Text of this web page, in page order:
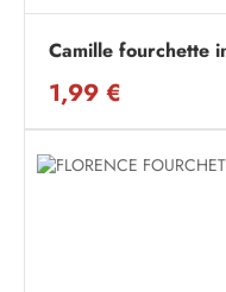
Camille fourchette
1,99 €